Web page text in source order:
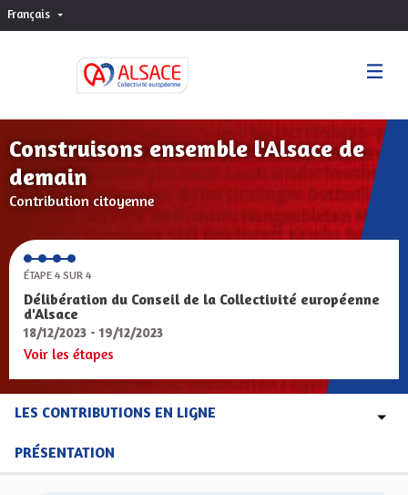
Français Choisir la langue
Construisons ensemble l'Alsace de
demain
Contribution citoyenne
ÉTAPE 4 SUR 4
Délibération du Conseil de la Collectivité européenne
d'Alsace
18/12/2023 - 19/12/2023
Voir les étapes
LES CONTRIBUTIONS EN LIGNE
PRÉSENTATION